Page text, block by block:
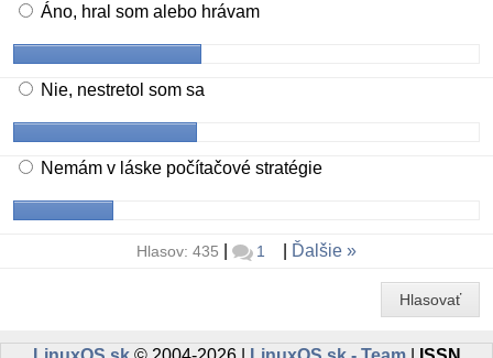
Áno, hral som alebo hrávam
Nie, nestretol som sa
Nemám v láske počítačové stratégie
Hlasov: 435 1 Ďalšie
Hlasovať